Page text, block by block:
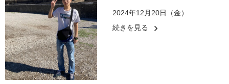
2024年12月20日（金）
続きを見る